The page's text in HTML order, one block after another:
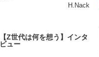
H.Nack
【Z世代は何を想う】インタ
ビュー